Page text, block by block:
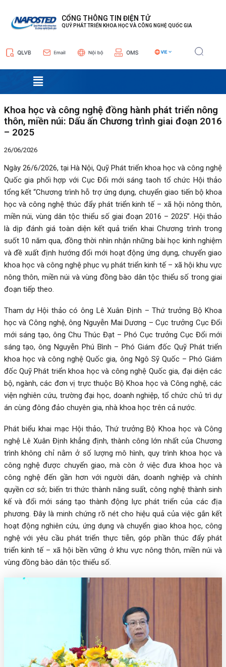
CỔNG THÔNG TIN ĐIỆN TỬ
QUỸ PHÁT TRIỂN KHOA HỌC VÀ CÔNG NGHỆ QUỐC GIA
Menu
Khoa học và công nghệ đồng hành phát triển nông
thôn, miền núi: Dấu ấn Chương trình giai đoạn 2016
– 2025
26/06/2026
Ngày 26/6/2026, tại Hà Nội, Quỹ Phát triển khoa học và công nghệ
Quốc gia phối hợp với Cục Đổi mới sáng taoh tổ chức Hội thảo
tổng kết “Chương trình hỗ trợ ứng dụng, chuyển giao tiến bộ khoa
học và công nghệ thúc đẩy phát triển kinh tế – xã hội nông thôn,
miền núi, vùng dân tộc thiểu số giai đoạn 2016 – 2025”. Hội thảo
là dịp đánh giá toàn diện kết quả triển khai Chương trình trong
suốt 10 năm qua, đồng thời nhìn nhận những bài học kinh nghiệm
và đề xuất định hướng đổi mới hoạt động ứng dụng, chuyển giao
khoa học và công nghệ phục vụ phát triển kinh tế – xã hội khu vực
nông thôn, miền núi và vùng đồng bào dân tộc thiểu số trong giai
đoạn tiếp theo.
Tham dự Hội thảo có ông Lê Xuân Định – Thứ trưởng Bộ Khoa
học và Công nghệ, ông Nguyễn Mai Dương – Cục trưởng Cục Đổi
mới sáng tạo, ông Chu Thúc Đạt – Phó Cục trưởng Cục Đổi mới
sáng tạo, ông Nguyễn Phú Bình – Phó Giám đốc Quỹ Phát triển
khoa học và công nghệ Quốc gia, ông Ngô Sỹ Quốc – Phó Giám
đốc Quỹ Phát triển khoa học và công nghệ Quốc gia, đại diện các
bộ, ngành, các đơn vị trực thuộc Bộ Khoa học và Công nghệ, các
viện nghiên cứu, trường đại học, doanh nghiệp, tổ chức chủ trì dự
án cùng đông đảo chuyên gia, nhà khoa học trên cả nước.
Phát biểu khai mạc Hội thảo, Thứ trưởng Bộ Khoa học và Công
nghệ Lê Xuân Định khẳng định, thành công lớn nhất của Chương
trình không chỉ nằm ở số lượng mô hình, quy trình khoa học và
công nghệ được chuyển giao, mà còn ở việc đưa khoa học và
công nghệ đến gần hơn với người dân, doanh nghiệp và chính
quyền cơ sở; biến tri thức thành năng suất, công nghệ thành sinh
kế và đổi mới sáng tạo thành động lực phát triển của các địa
phương. Đây là minh chứng rõ nét cho hiệu quả của việc gắn kết
hoạt động nghiên cứu, ứng dụng và chuyển giao khoa học, công
nghệ với yêu cầu phát triển thực tiễn, góp phần thúc đẩy phát
triển kinh tế – xã hội bền vững ở khu vực nông thôn, miền núi và
vùng đồng bào dân tộc thiểu số.
hướng
bài